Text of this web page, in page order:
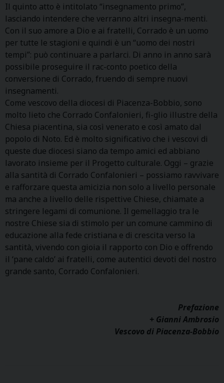
Il quinto atto è intitolato “insegnamento primo”,
lasciando intendere che verranno altri insegna-menti.
Con il suo amore a Dio e ai fratelli, Corrado è un uomo
per tutte le stagioni e quindi è un “uomo dei nostri
tempi”: può continuare a parlarci. Di anno in anno sarà
possibile proseguire il rac-conto poetico della
conversione di Corrado, fruendo di sempre nuovi
insegnamenti.
Come vescovo della diocesi di Piacenza-Bobbio, sono
molto lieto che Corrado Confalonieri, fi-glio illustre della
Chiesa piacentina, sia così venerato e così amato dal
popolo di Noto. Ed è molto significativo che i vescovi di
queste due diocesi siano da tempo amici ed abbiano
lavorato insieme per il Progetto culturale. Oggi – grazie
alla santità di Corrado Confalonieri – possiamo ravvivare
e rafforzare questa amicizia non solo a livello personale
ma anche a livello delle rispettive Chiese, chiamate a
stringere legami di comunione. Il gemellaggio tra le
nostre Chiese sia di stimolo per un comune cammino di
educazione alla fede cristiana e di crescita verso la
santità, vivendo con gioia il rapporto con Dio e offrendo
il ‘pane caldo’ ai fratelli, come autentici devoti del nostro
grande santo, Corrado Confalonieri.
Prefazione
+ Gianni Ambrosio
Vescovo di Piacenza-Bobbio